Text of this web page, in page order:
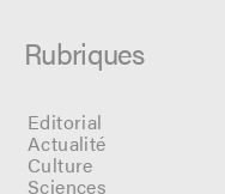
Rubriques
Editorial
Actualité
Culture
Sciences